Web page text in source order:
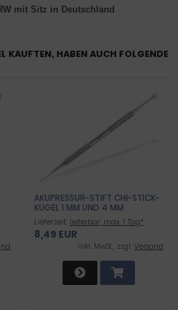
mit Sitz in Deutschland
KAUFTEN, HABEN AUCH FOLGENDE
AKUPRESSUR-STIFT CHI-STICK-
KUGEL 1 MM UND 4 MM
Lieferzeit: lieferbar, max. 1 Tag*
8,49 EUR
inkl .MwSt., zzgl. Versand